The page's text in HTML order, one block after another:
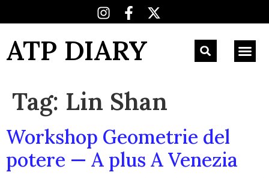
ATP DIARY
Tag: Lin Shan
Workshop Geometrie del
potere — A plus A Venezia